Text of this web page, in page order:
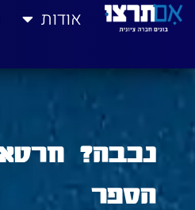
לתוכן אודות
הספר